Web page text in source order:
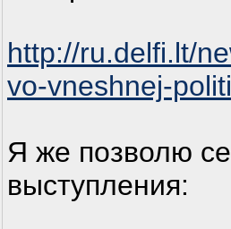
http://ru.delfi.lt/
vo-vneshnej-
Я же позволю
выступления: